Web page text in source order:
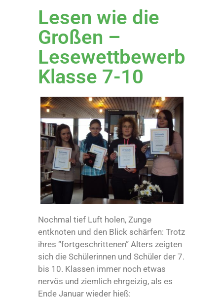
Lesen wie die
Großen –
Lesewettbewerb
Klasse 7-10
Nochmal tief Luft holen, Zunge
entknoten und den Blick schärfen: Trotz
ihres “fortgeschrittenen” Alters zeigten
sich die Schülerinnen und Schüler der 7.
bis 10. Klassen immer noch etwas
nervös und ziemlich ehrgeizig, als es
Ende Januar wieder hieß: